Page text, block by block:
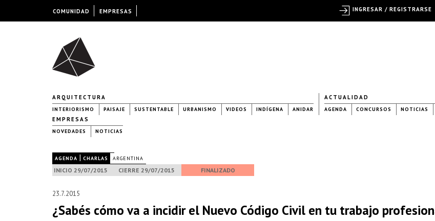
ARQUITECTURA
INTERIORISMO PAISAJE SUSTENTABLE URBANISMO VIDEOS INDÍGENA ANIDAR
ACTUALIDAD
AGENDA CONCURSOS NOTICIAS
EMPRESAS
NOVEDADES NOTICIAS
AGENDA | CHARLAS ARGENTINA
INICIO 29/07/2015 CIERRE 29/07/2015 FINALIZADO
23.7.2015
¿Sabés cómo va a incidir el Nuevo Código Civil en tu trabajo
COMUNIDAD EMPRESAS INGRESAR / REGISTRARSE